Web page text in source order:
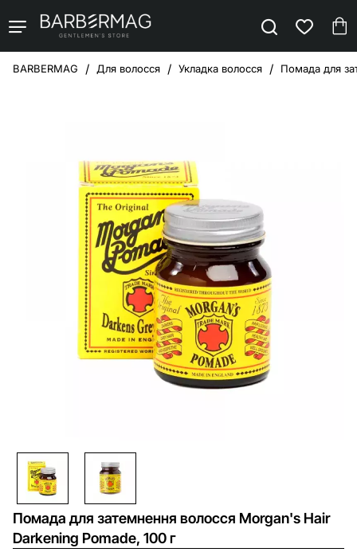
Для волосся Укладка волосся Помада для
Помада для затемнення волосся Morgan's Hair
Darkening Pomade, 100 г